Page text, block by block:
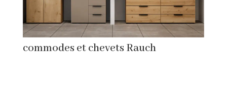
commodes et chevets Rauch